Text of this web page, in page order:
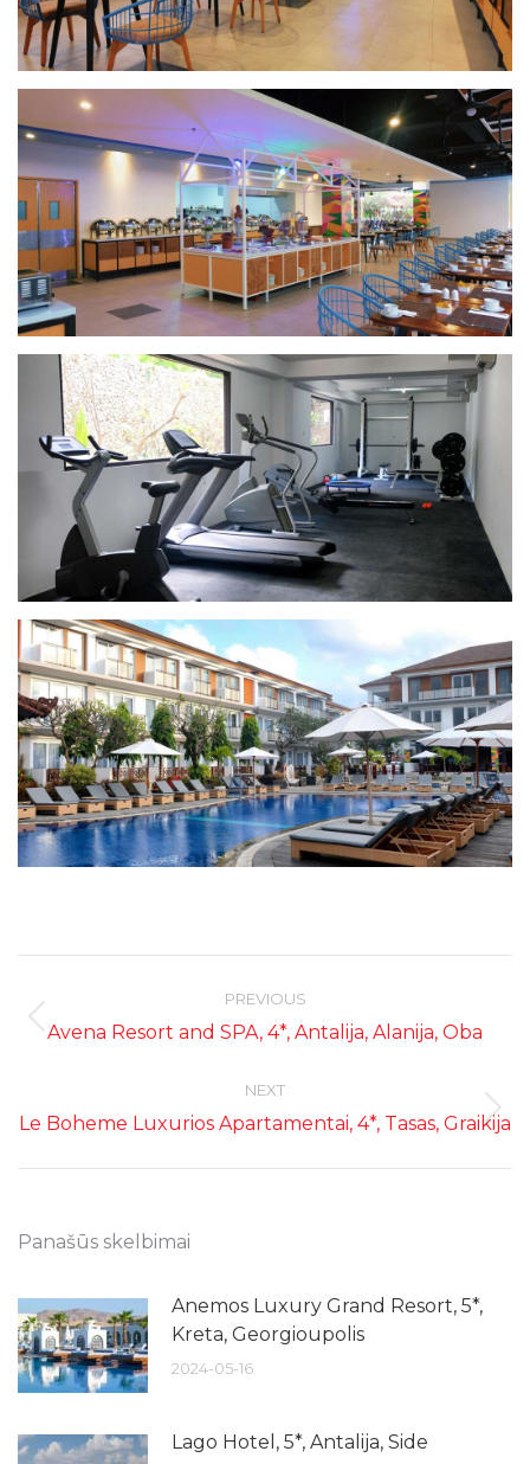
PREVIOUS
Previous
Avena Resort and SPA, 4*, Antalija, Alanija, Oba
NEXT
Next
Le Boheme Luxurios Apartamentai, 4*, Tasas, Graikija
Panašūs skelbimai
Anemos Luxury Grand Resort, 5*,
Kreta, Georgioupolis
2024-05-16
Lago Hotel, 5*, Antalija, Side